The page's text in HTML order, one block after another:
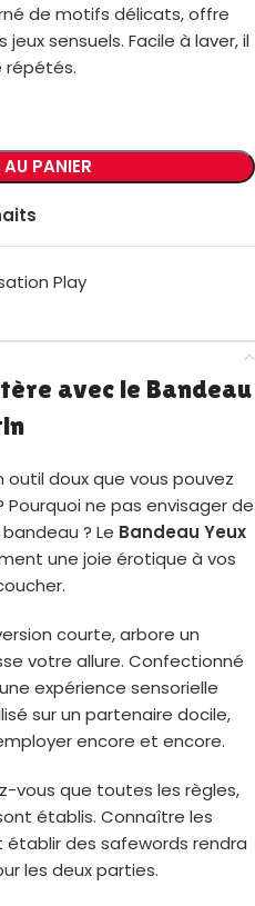
de motifs délicats, offre
sensuels. Facile à laver, il
PANIER
Play
avec le Bandeau
outil doux que vous pouvez
Pourquoi ne pas envisager de
? Le Bandeau Yeux
une joie érotique à vos
courte, arbore un
votre allure. Confectionné
expérience sensorielle
sur un partenaire docile,
encore et encore.
vous que toutes les règles,
établis. Connaître les
des safewords rendra
les deux parties.